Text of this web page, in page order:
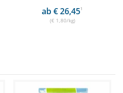
ab € 26,451
(€ 1,80/kg)